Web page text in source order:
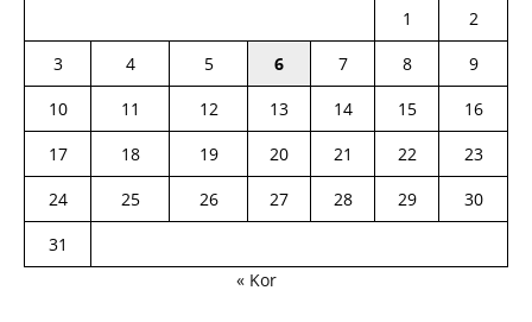
1
2
3
4 5 6 7 8
9
10
11 12 13 14 15
16
17
18 19 20 21 22
23
24
25 26 27 28 29
30
31
« Kor